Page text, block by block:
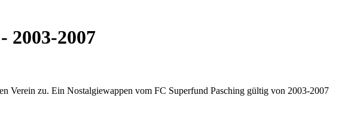
2003-2007
Verein zu. Ein Nostalgiewappen vom FC Superfund Pasching gültig von 2003-2007